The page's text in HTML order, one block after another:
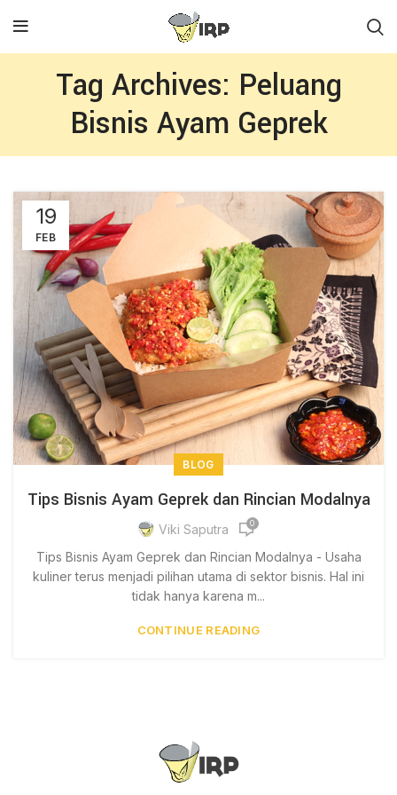
Tag Archives: Peluang
Bisnis Ayam Geprek
19
FEB
BLOG
Tips Bisnis Ayam Geprek dan Rincian Modalnya
Viki Saputra 0
Tips Bisnis Ayam Geprek dan Rincian Modalnya - Usaha
kuliner terus menjadi pilihan utama di sektor bisnis. Hal ini
tidak hanya karena m...
CONTINUE READING